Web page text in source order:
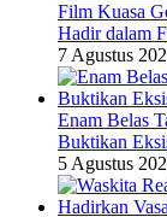
Film Kuasa
Hadir dalam
7 Agustus
Enam Belas
Buktikan
5 Agustus